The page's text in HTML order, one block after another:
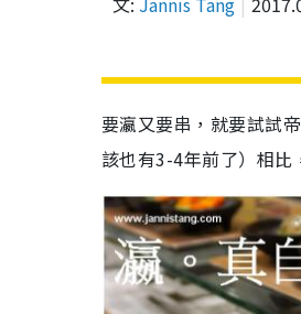
要瀛又要串，就要試試
該也有3-4年前了）相